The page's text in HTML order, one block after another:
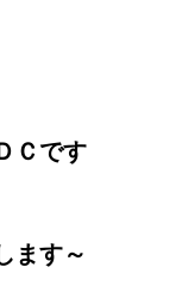
Ｃです
ます～